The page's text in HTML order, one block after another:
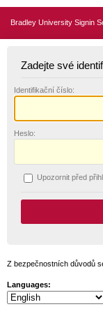
Bradley University Signin
Zadejte své
Identifikační číslo:
Heslo:
Upozornit před
Z bezpečnostních důvodů
Languages: